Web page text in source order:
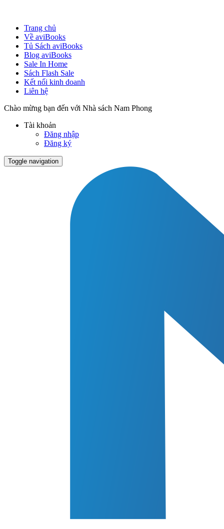
Trang chủ
Về aviBooks
Tủ Sách aviBooks
Blog aviBooks
Sale In Home
Sách Flash Sale
Kết nối kinh doanh
Liên hệ
Chào mừng bạn đến với Nhà sách Nam Phong
Tài khoản
Đăng nhập
Đăng ký
Toggle navigation